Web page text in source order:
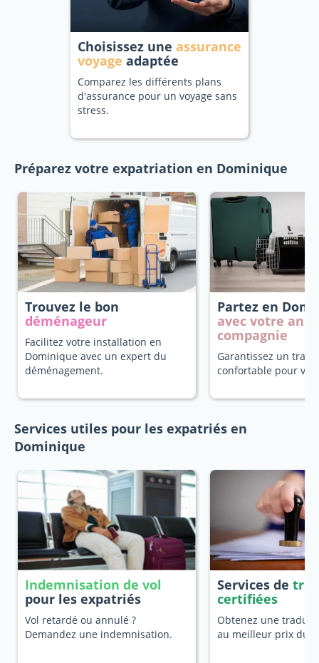
Choisissez une assurance
voyage adaptée
Comparez les différents plans
d'assurance pour un voyage sans
stress.
Préparez votre expatriation en Dominique
Trouvez le bon
déménageur
Facilitez votre installation en
Dominique avec un expert du
déménagement.
Partez en
avec votre
compagnie
Garantissez un
confortable pour
Services utiles pour les expatriés en
Dominique
Indemnisation de vol
pour les expatriés
Vol retardé ou annulé ?
Demandez une indemnisation.
Services de
certifiées
Obtenez une
au meilleur prix du